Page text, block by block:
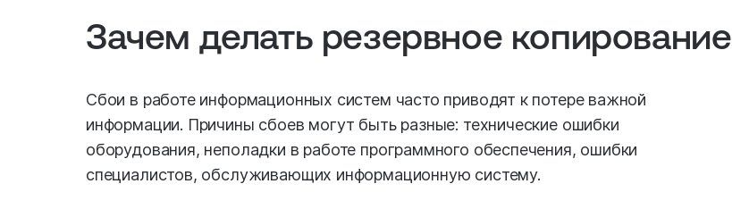
Зачем делать резервное копирование
Сбои в работе информационных систем часто приводят к потере важной
информации. Причины сбоев могут быть разные: технические ошибки
оборудования, неполадки в работе программного обеспечения, ошибки
специалистов, обслуживающих информационную систему.